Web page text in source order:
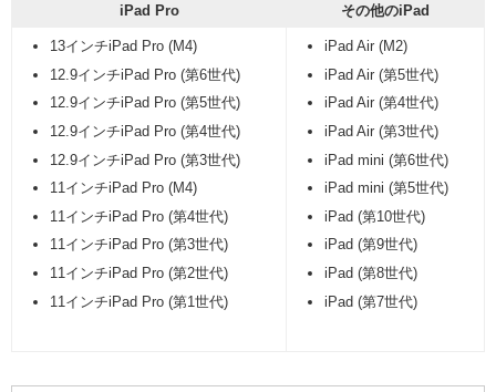
iPad Pro その他のiPad
13インチiPad Pro (M4)
12.9インチiPad Pro (第6世代)
12.9インチiPad Pro (第5世代)
12.9インチiPad Pro (第4世代)
12.9インチiPad Pro (第3世代)
11インチiPad Pro (M4)
11インチiPad Pro (第4世代)
11インチiPad Pro (第3世代)
11インチiPad Pro (第2世代)
11インチiPad Pro (第1世代)
iPad Air (M2)
iPad Air (第5世代)
iPad Air (第4世代)
iPad Air (第3世代)
iPad mini (第6世代)
iPad mini (第5世代)
iPad (第10世代)
iPad (第9世代)
iPad (第8世代)
iPad (第7世代)